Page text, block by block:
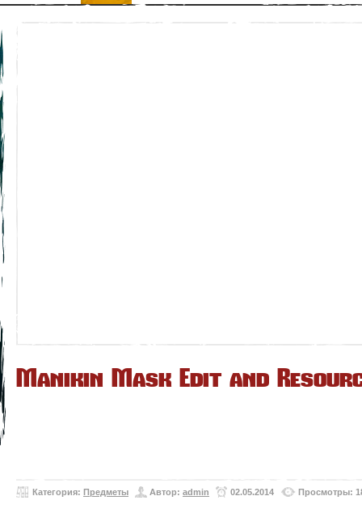
Manikin Mask Edit and
Категория: Предметы Автор: admin 02.05.2014 Просмотры: